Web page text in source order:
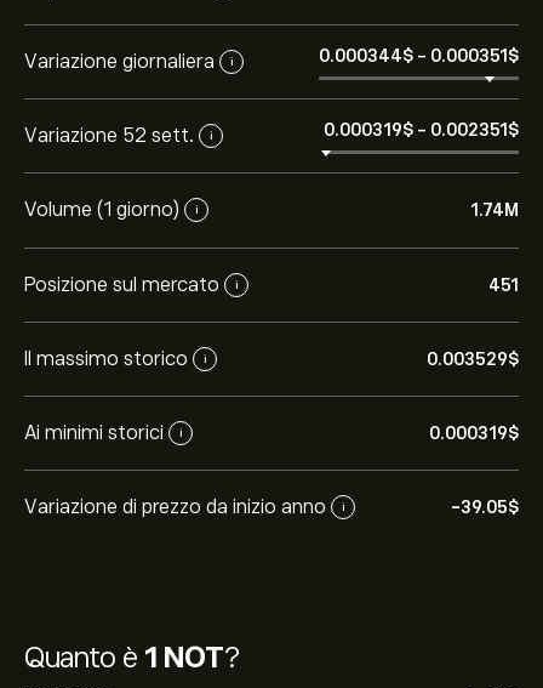
Quanto è 1 NOT?
Variazione giornaliera i 0.000344‎$‎ - 0.000351‎$‎
Variazione 52 sett. i 0.000319‎$‎ - 0.002351‎$‎
Volume (1 giorno) i 1.74M
Posizione sul mercato i 451
Il massimo storico i 0.003529‎$‎
Ai minimi storici i 0.000319‎$‎
Variazione di prezzo da inizio anno i -39.05‎$‎